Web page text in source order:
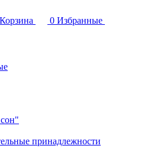
Корзина 0 Избранные
принадлежности